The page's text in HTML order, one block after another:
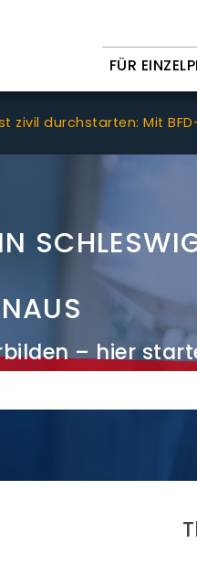
FÜR
zivil durchstarten: Mit
– hier